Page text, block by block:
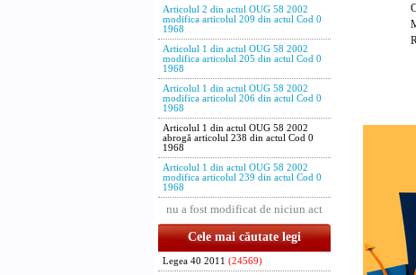
Articolul 2 din actul OUG 58 2002
modifica articolul 209 din actul Cod 0
1968
Articolul 1 din actul OUG 58 2002
modifica articolul 205 din actul Cod 0
1968
Articolul 1 din actul OUG 58 2002
modifica articolul 206 din actul Cod 0
1968
Articolul 1 din actul OUG 58 2002
abrogă articolul 238 din actul Cod 0
1968
Articolul 1 din actul OUG 58 2002
modifica articolul 239 din actul Cod 0
1968
nu a fost modificat de niciun act
Cele mai căutate legi
Legea 40 2011 (24569)
Rodica